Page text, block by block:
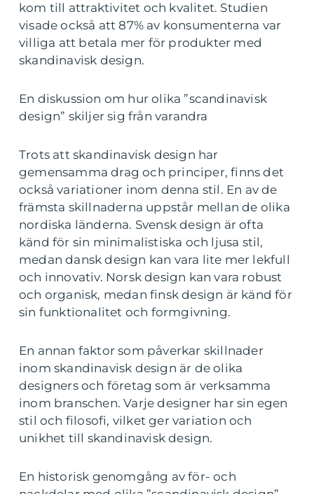
kom till attraktivitet och kvalitet. Studien
visade också att 87% av konsumenterna var
villiga att betala mer för produkter med
skandinavisk design.
En diskussion om hur olika ”scandinavisk
design” skiljer sig från varandra
Trots att skandinavisk design har
gemensamma drag och principer, finns det
också variationer inom denna stil. En av de
främsta skillnaderna uppstår mellan de olika
nordiska länderna. Svensk design är ofta
känd för sin minimalistiska och ljusa stil,
medan dansk design kan vara lite mer lekfull
och innovativ. Norsk design kan vara robust
och organisk, medan finsk design är känd för
sin funktionalitet och formgivning.
En annan faktor som påverkar skillnader
inom skandinavisk design är de olika
designers och företag som är verksamma
inom branschen. Varje designer har sin egen
stil och filosofi, vilket ger variation och
unikhet till skandinavisk design.
En historisk genomgång av för- och